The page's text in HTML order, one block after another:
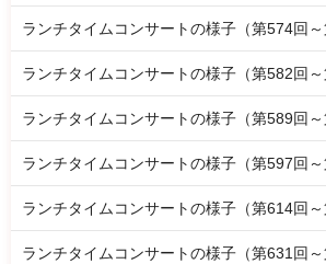
ランチタイムコンサートの様子（第574回～
ランチタイムコンサートの様子（第582回～
ランチタイムコンサートの様子（第589回～
ランチタイムコンサートの様子（第597回～
ランチタイムコンサートの様子（第614回～
ランチタイムコンサートの様子（第631回～